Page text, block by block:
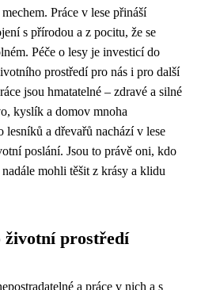
Práce v lese přináší
s přírodou a z pocitu, že se
Péče o lesy je investicí do
prostředí pro nás i pro další
jsou hmatatelné – zdravé a silné
kyslík a domov mnoha
a dřevařů nachází v lese
poslání. Jsou to právě oni, kdo
mohli těšit z krásy a klidu
životní prostředí
a práce v nich a s